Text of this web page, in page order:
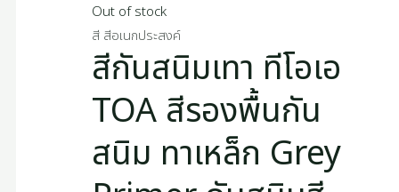
Out of stock
สี สีอเนกประสงค์
สีกันสนิมเทา ทีโอเอ
TOA สีรองพื้นกัน
สนิม ทาเหล็ก Grey